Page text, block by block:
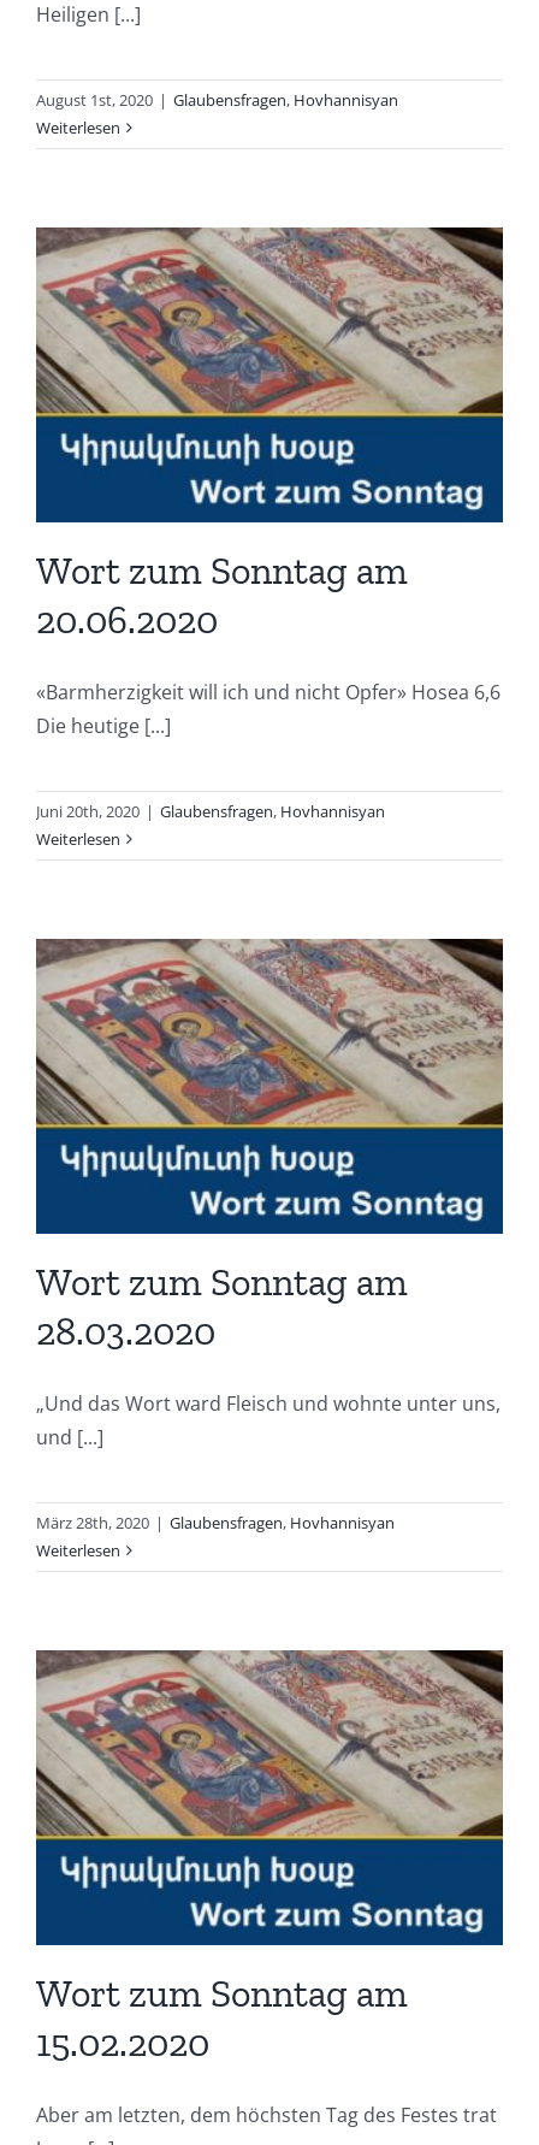
Heiligen [...]
August 1st, 2020 | Glaubensfragen, Hovhannisyan
Weiterlesen
Wort zum Sonntag am
20.06.2020
«Barmherzigkeit will ich und nicht Opfer» Hosea 6,6
Die heutige [...]
Juni 20th, 2020 | Glaubensfragen, Hovhannisyan
Weiterlesen
Wort zum Sonntag am
28.03.2020
„Und das Wort ward Fleisch und wohnte unter uns,
und [...]
März 28th, 2020 | Glaubensfragen, Hovhannisyan
Weiterlesen
Wort zum Sonntag am
15.02.2020
Aber am letzten, dem höchsten Tag des Festes trat